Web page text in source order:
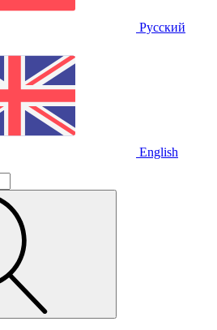
Русский
English